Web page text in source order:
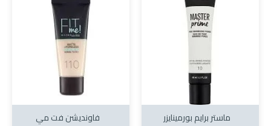
ماستر برايم بورمينايزر
فاونديشن فت مي